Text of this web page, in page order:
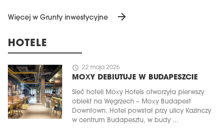
Więcej w Grunty inwestycyjne arrow_forward
HOTELE
schedule 22 maja 2026
MOXY DEBIUTUJE W BUDAPESZCIE
Sieć hoteli Moxy Hotels otworzyła pierwszy
obiekt na Węgrzech – Moxy Budapest
Downtown. Hotel powstał przy ulicy Kazinczy
w centrum Budapesztu, w budy ...